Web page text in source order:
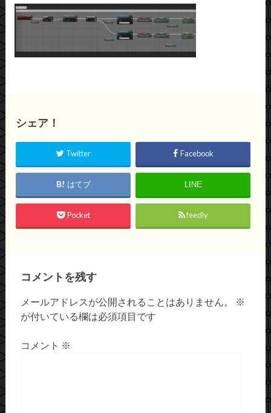
シェア！
Twitter Facebook
はてブ LINE
Pocket feedly
コメントを残す
メールアドレスが公開されることはありません。
※
が付いている欄は必須項目です
コメント ※